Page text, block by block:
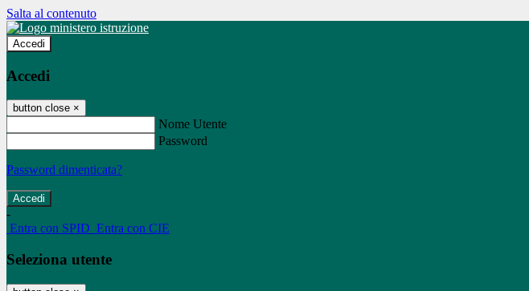
Salta al contenuto
Accedi
Accedi
button close ×
Nome Utente
Password
Password dimenticata?
-
Entra con SPID Entra con CIE
Seleziona utente